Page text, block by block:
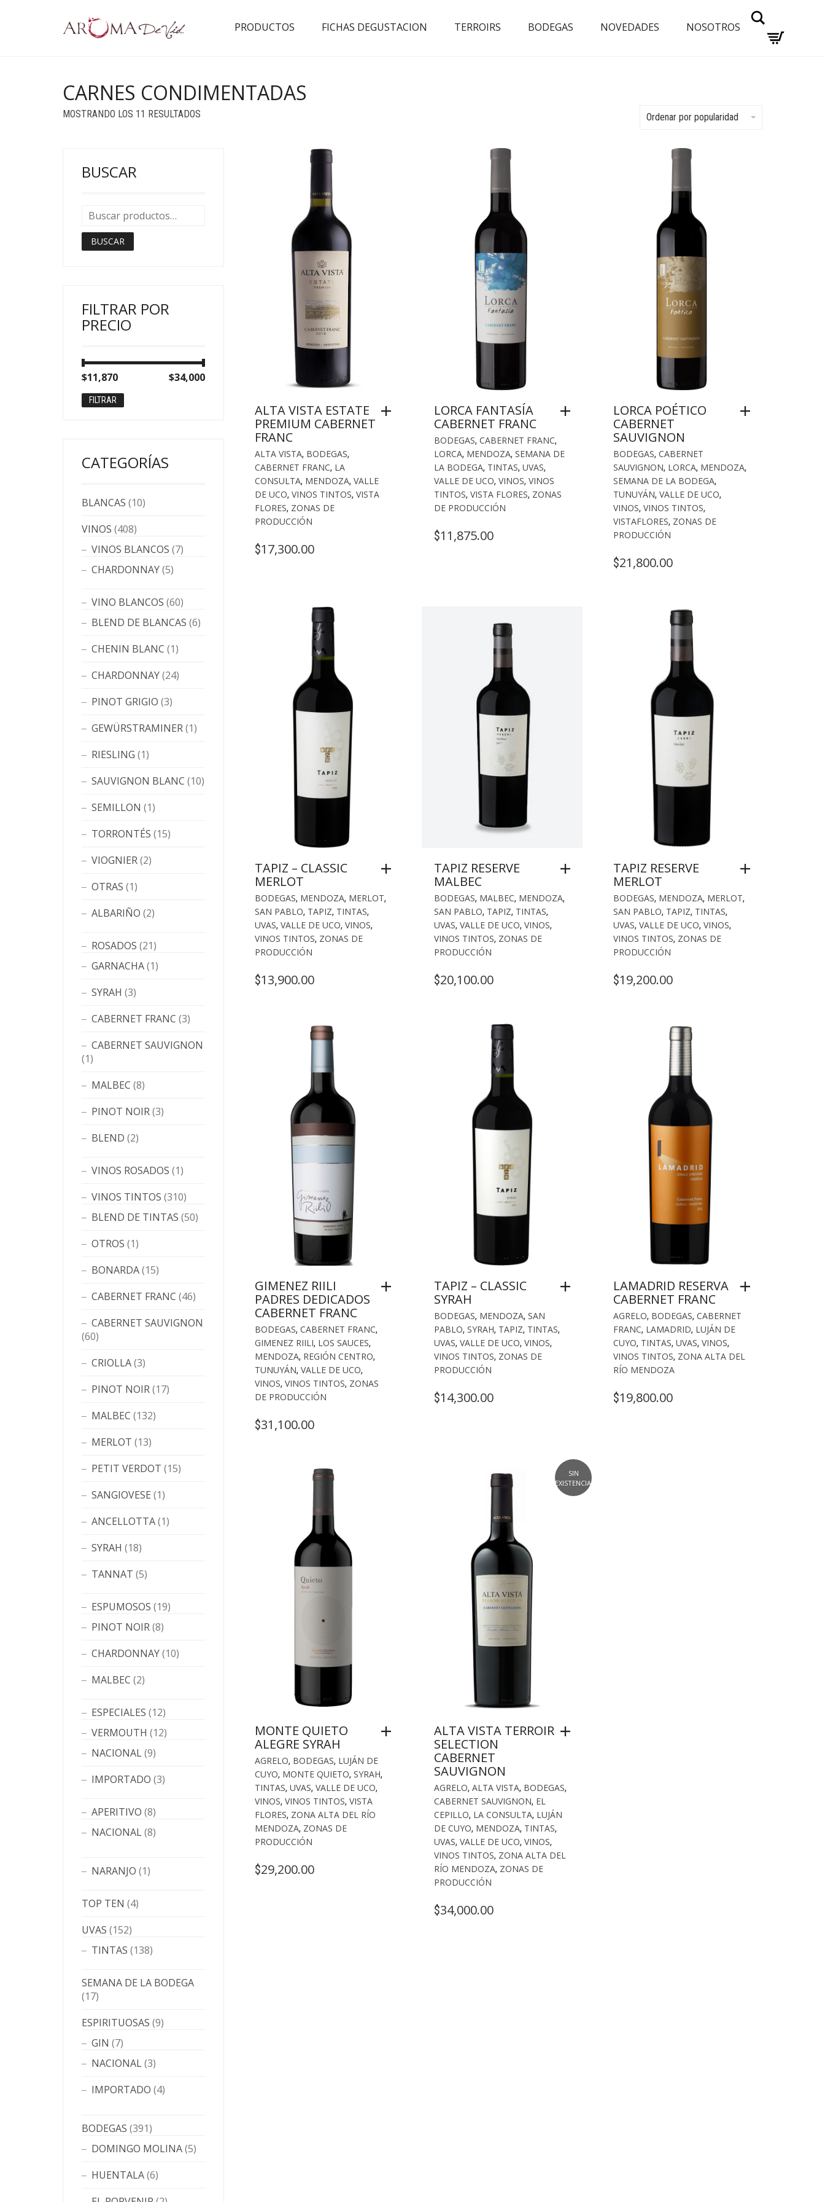
PRODUCTOS FICHAS DEGUSTACION TERROIRS BODEGAS NOVEDADES NOSOTROS
CARNES CONDIMENTADAS
MOSTRANDO LOS 11 RESULTADOS Ordenar por popularidad
ALTA VISTA ESTATE
PREMIUM CABERNET
FRANC
ALTA VISTA, BODEGAS,
CABERNET FRANC, LA
CONSULTA, MENDOZA, VALLE
DE UCO, VINOS TINTOS, VISTA
FLORES, ZONAS DE
PRODUCCIÓN
$17,300.00
LORCA FANTASÍA
CABERNET FRANC
BODEGAS, CABERNET FRANC,
LORCA, MENDOZA, SEMANA DE
LA BODEGA, TINTAS, UVAS,
VALLE DE UCO, VINOS, VINOS
TINTOS, VISTA FLORES, ZONAS
DE PRODUCCIÓN
$11,875.00
LORCA POÉTICO
CABERNET
SAUVIGNON
BODEGAS,CABERNET
SAUVIGNON, LORCA, MENDOZA,
SEMANA DE LA BODEGA,
TUNUYÁN,VALLE DE UCO,
VINOS,VINOS TINTOS,
VISTAFLORES, ZONAS DE
PRODUCCIÓN
$21,800.00
TAPIZ – CLASSIC
MERLOT
BODEGAS, MENDOZA, MERLOT,
SAN PABLO, TAPIZ, TINTAS,
UVAS, VALLE DE UCO, VINOS,
VINOS TINTOS, ZONAS DE
PRODUCCIÓN
$13,900.00
TAPIZ RESERVE
MALBEC
BODEGAS, MALBEC, MENDOZA,
SAN PABLO, TAPIZ, TINTAS,
UVAS, VALLE DE UCO, VINOS,
VINOS TINTOS, ZONAS DE
PRODUCCIÓN
$20,100.00
TAPIZ RESERVE
MERLOT
BODEGAS, MENDOZA, MERLOT,
SAN PABLO, TAPIZ, TINTAS,
UVAS,VALLE DE UCO,VINOS,
VINOS TINTOS, ZONAS DE
PRODUCCIÓN
$19,200.00
GIMENEZ RIILI
PADRES DEDICADOS
CABERNET FRANC
BODEGAS, CABERNET FRANC,
GIMENEZ RIILI, LOS SAUCES,
MENDOZA, REGIÓN CENTRO,
TUNUYÁN, VALLE DE UCO,
VINOS, VINOS TINTOS, ZONAS
DE PRODUCCIÓN
$31,100.00
TAPIZ – CLASSIC
SYRAH
BODEGAS, MENDOZA, SAN
PABLO, SYRAH, TAPIZ, TINTAS,
UVAS, VALLE DE UCO, VINOS,
VINOS TINTOS, ZONAS DE
PRODUCCIÓN
$14,300.00
LAMADRID RESERVA
CABERNET FRANC
AGRELO, BODEGAS,CABERNET
FRANC, LAMADRID, LUJÁN DE
CUYO, TINTAS,UVAS,VINOS,
VINOS TINTOS, ZONA ALTA DEL
RÍO MENDOZA
$19,800.00
MONTE QUIETO
ALEGRE SYRAH
AGRELO, BODEGAS, LUJÁN DE
CUYO, MONTE QUIETO, SYRAH,
TINTAS, UVAS, VALLE DE UCO,
VINOS, VINOS TINTOS, VISTA
FLORES, ZONA ALTA DEL RÍO
MENDOZA, ZONAS DE
PRODUCCIÓN
$29,200.00
SIN
EXISTENCIAS
ALTA VISTA TERROIR
SELECTION
CABERNET
SAUVIGNON
AGRELO, ALTA VISTA, BODEGAS,
CABERNET SAUVIGNON, EL
CEPILLO, LA CONSULTA, LUJÁN
DE CUYO, MENDOZA, TINTAS,
UVAS, VALLE DE UCO, VINOS,
VINOS TINTOS, ZONA ALTA DEL
RÍO MENDOZA, ZONAS DE
PRODUCCIÓN
$34,000.00
BUSCAR
BUSCAR
FILTRAR POR
PRECIO
Precio
mínimo
Precio
máximo
FILTRAR
$11,870 $34,000
CATEGORÍAS
BLANCAS (10)
VINOS (408)
VINOS BLANCOS (7)
CHARDONNAY(5)
VINO BLANCOS (60)
BLEND DE BLANCAS (6)
CHENIN BLANC (1)
CHARDONNAY(24)
PINOT GRIGIO (3)
GEWÜRSTRAMINER(1)
RIESLING (1)
SAUVIGNON BLANC (10)
SEMILLON (1)
TORRONTÉS (15)
VIOGNIER(2)
OTRAS (1)
ALBARIÑO (2)
ROSADOS (21)
GARNACHA(1)
SYRAH (3)
CABERNET FRANC (3)
CABERNET SAUVIGNON
(1)
MALBEC (8)
PINOT NOIR(3)
BLEND (2)
VINOS ROSADOS (1)
VINOS TINTOS (310)
BLEND DE TINTAS (50)
OTROS (1)
BONARDA(15)
CABERNET FRANC (46)
CABERNET SAUVIGNON
(60)
CRIOLLA(3)
PINOT NOIR(17)
MALBEC (132)
MERLOT (13)
PETIT VERDOT (15)
SANGIOVESE (1)
ANCELLOTTA(1)
SYRAH (18)
TANNAT (5)
ESPUMOSOS (19)
PINOT NOIR(8)
CHARDONNAY(10)
MALBEC (2)
ESPECIALES (12)
VERMOUTH (12)
NACIONAL(9)
IMPORTADO (3)
APERITIVO (8)
NACIONAL(8)
NARANJO (1)
TOP TEN (4)
UVAS (152)
TINTAS (138)
SEMANA DE LA BODEGA
(17)
ESPIRITUOSAS (9)
GIN (7)
NACIONAL(3)
IMPORTADO (4)
BODEGAS (391)
DOMINGO MOLINA(5)
HUENTALA(6)